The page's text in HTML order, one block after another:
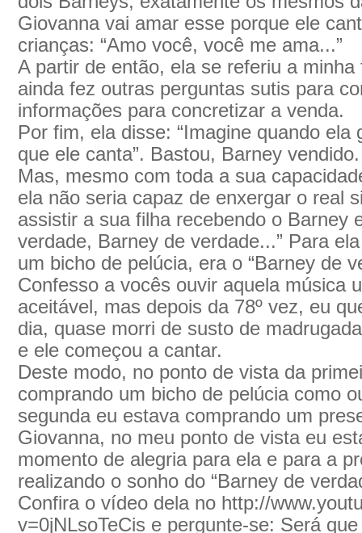
Giovanna vai amar esse porque ele
crianças: “Amo você, você me ama...”
A partir de então, ela se referiu a
ainda fez outras perguntas sutis para
informações para concretizar a venda.
Por fim, ela disse: “Imagine quando
que ele canta”. Bastou, Barney vendido.
Mas, mesmo com toda a sua
ela não seria capaz de enxergar o real
assistir a sua filha recebendo o Barney
verdade, Barney de verdade...” Para
um bicho de pelúcia, era o “Barney de
Confesso a vocês ouvir aquela música
aceitável, mas depois da 78º vez, eu
dia, quase morri de susto de
e ele começou a cantar.
Deste modo, no ponto de vista da
comprando um bicho de pelúcia como
segunda eu estava comprando um
Giovanna, no meu ponto de vista eu
momento de alegria para ela e para a
realizando o sonho do “Barney de
Confira o vídeo dela no http://
v=0jNLsoTeCis e pergunte-se: Será